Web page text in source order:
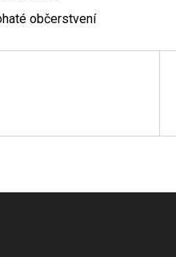
občerstvení